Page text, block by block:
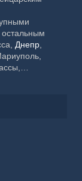
остальным
Днепр
Мелитополь,